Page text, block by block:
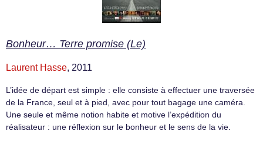
Bonheur… Terre promise (Le)
Laurent Hasse, 2011
L’idée de départ est simple : elle consiste à effectuer une traversée
de la France, seul et à pied, avec pour tout bagage une caméra.
Une seule et même notion habite et motive l’expédition du
réalisateur : une réflexion sur le bonheur et le sens de la vie.